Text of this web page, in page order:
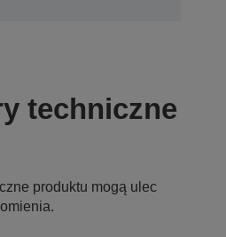
techniczne
produktu mogą ulec